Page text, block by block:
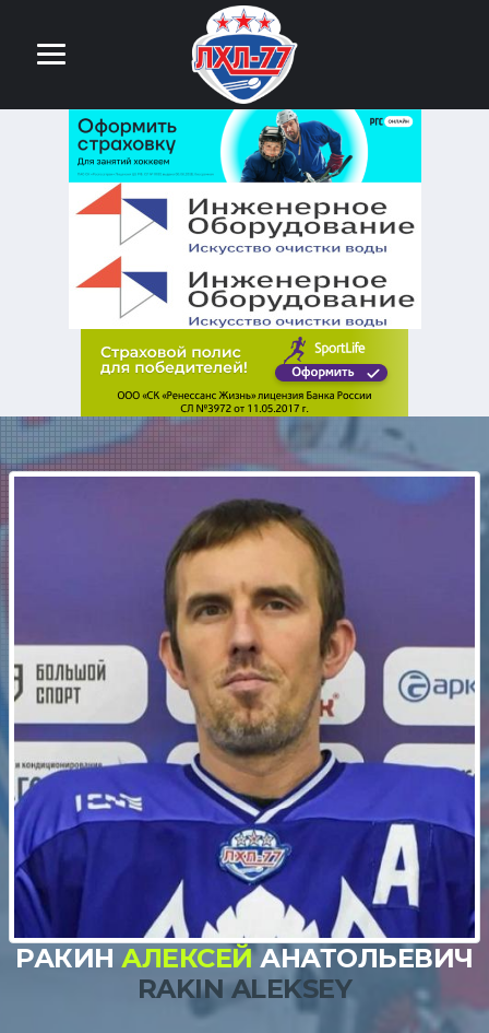
РАКИНАЛЕКСЕЙАНАТОЛЬЕВИЧ
RAKIN ALEKSEY